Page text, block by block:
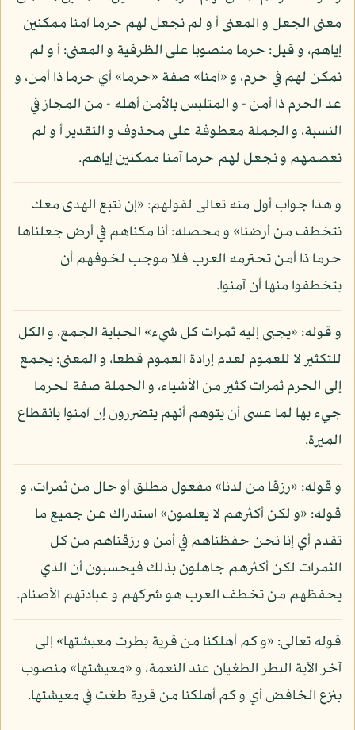
معنى الجعل و المعنى أ و لم نجعل لهم حرما آمنا ممكنين
إياهم، و قيل: حرما منصوبا على الظرفية و المعنى: أ و لم
نمكن لهم في حرم، و «آمنا» صفة «حرما» أي حرما ذا أمن، و
عد الحرم ذا أمن - و المتلبس بالأمن أهله - من المجاز في
النسبة، و الجملة معطوفة على محذوف و التقدير أ و لم
نعصمهم و نجعل لهم حرما آمنا ممكنين إياهم.
و هذا جواب أول منه تعالى لقولهم: «إن نتبع الهدى معك
نتخطف من أرضنا» و محصله: أنا مكناهم في أرض جعلناها
حرما ذا أمن تحترمه العرب فلا موجب لخوفهم أن
يتخطفوا منها أن آمنوا.
و قوله: «يجبى إليه ثمرات كل شيء» الجباية الجمع، و الكل
للتكثير لا للعموم لعدم إرادة العموم قطعا، و المعنى: يجمع
إلى الحرم ثمرات كثير من الأشياء، و الجملة صفة لحرما
جيء بها لما عسى أن يتوهم أنهم يتضررون إن آمنوا بانقطاع
الميرة.
و قوله: «رزقا من لدنا» مفعول مطلق أو حال من ثمرات، و
قوله: «و لكن أكثرهم لا يعلمون» استدراك عن جميع ما
تقدم أي إنا نحن حفظناهم في أمن و رزقناهم من كل
الثمرات لكن أكثرهم جاهلون بذلك فيحسبون أن الذي
يحفظهم من تخطف العرب هو شركهم و عبادتهم الأصنام.
قوله تعالى: «و كم أهلكنا من قرية بطرت معيشتها» إلى
آخر الآية البطر الطغيان عند النعمة، و «معيشتها» منصوب
بنزع الخافض أي و كم أهلكنا من قرية طغت في معيشتها.